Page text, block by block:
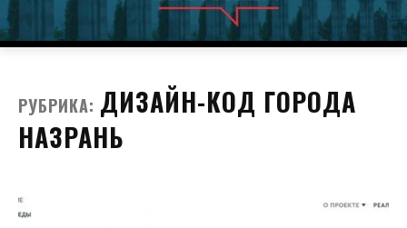
РУБРИКА: ДИЗАЙН-КОД ГОРОДА
НАЗРАНЬ